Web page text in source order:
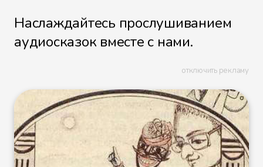
Наслаждайтесь прослушиванием
аудиосказок вместе с нами.
отключить рекламу